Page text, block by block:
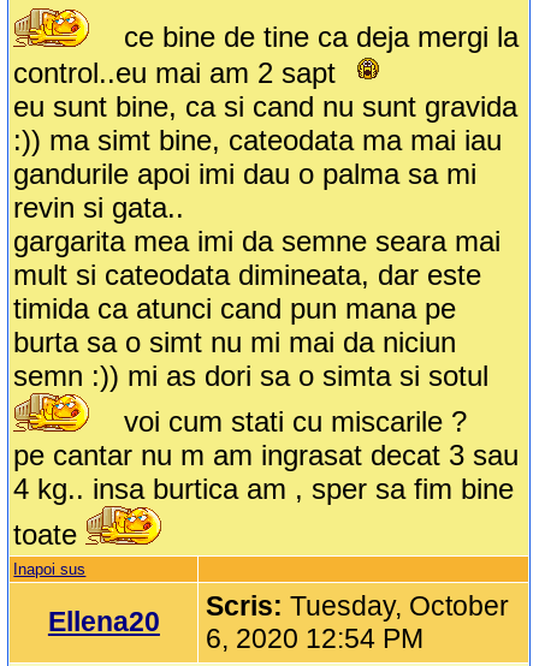
ce bine de tine ca deja mergi la
control..eu mai am 2 sapt
eu sunt bine, ca si cand nu sunt gravida
:)) ma simt bine, cateodata ma mai iau
gandurile apoi imi dau o palma sa mi
revin si gata..
gargarita mea imi da semne seara mai
mult si cateodata dimineata, dar este
timida ca atunci cand pun mana pe
burta sa o simt nu mi mai da niciun
semn :)) mi as dori sa o simta si sotul
voi cum stati cu miscarile ?
pe cantar nu m am ingrasat decat 3 sau
4 kg.. insa burtica am , sper sa fim bine
toate
Inapoi sus
Ellena20 Scris:Tuesday, October
6, 2020 12:54 PM